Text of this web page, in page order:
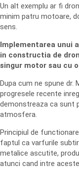
Un alt exemplu ar fi
minim patru motoare,
sens.
Implementarea unui
in constructia de
singur motor sau cu
Dupa cum ne spune
progresele recente
demonstreaza ca sunt
atmosfera.
Principiul de
faptul ca varfurile
metalice ascutite,
atunci cand intre